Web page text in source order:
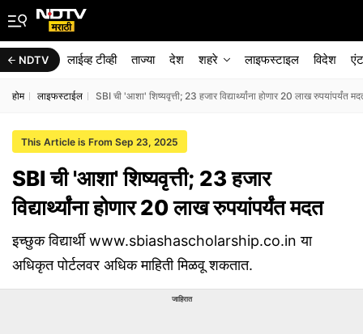
NDTV लाईव्ह टीव्ही ताज्या देश शहरे लाइफस्टाइल विदेश
होम लाइफस्टाईल SBI ची 'आशा' शिष्यवृत्ती; 23 हजार विद्यार्थ्यांना होणार 20 लाख रुपयांपर्यंत
This Article is From Sep 23, 2025
SBI ची 'आशा' शिष्यवृत्ती; 23 हजार
विद्यार्थ्यांना होणार 20 लाख रुपयांपर्यंत मदत
इच्छुक विद्यार्थी www.sbiashascholarship.co.in या
अधिकृत पोर्टलवर अधिक माहिती मिळवू शकतात.
जाहिरात